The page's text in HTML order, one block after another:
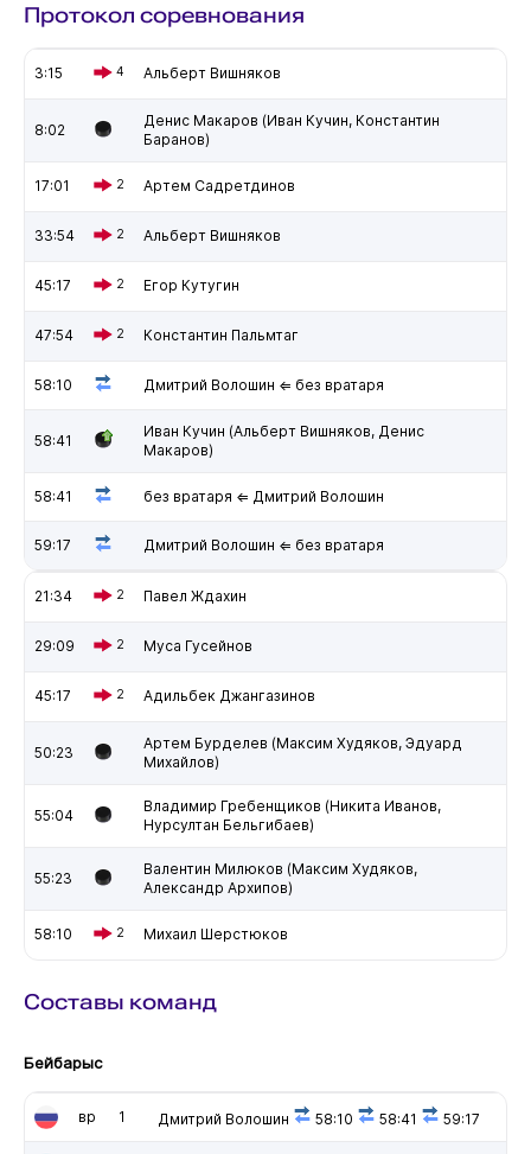
Протокол соревнования
3:15 4 Альберт Вишняков
8:02
Денис Макаров (Иван Кучин, Константин
Баранов)
17:01 2 Артем Садретдинов
33:54 2 Альберт Вишняков
45:17 2 Егор Кутугин
47:54 2 Константин Пальмтаг
58:10 Дмитрий Волошин ⇐ без вратаря
58:41
Иван Кучин (Альберт Вишняков, Денис
Макаров)
58:41 без вратаря ⇐ Дмитрий Волошин
59:17 Дмитрий Волошин ⇐ без вратаря
21:34 2 Павел Ждахин
29:09 2 Муса Гусейнов
45:17 2 Адильбек Джангазинов
50:23
Артем Бурделев (Максим Худяков, Эдуард
Михайлов)
55:04
Владимир Гребенщиков (Никита Иванов,
Нурсултан Бельгибаев)
55:23
Валентин Милюков (Максим Худяков,
Александр Архипов)
58:10 2 Михаил Шерстюков
Составы команд
Бейбарыс
вр 1 Дмитрий Волошин 58:10 58:41 59:17